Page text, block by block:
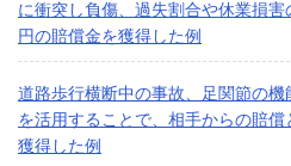
に衝突し負傷、過失割合や休業損
円の賠償金を獲得した例
道路歩行横断中の事故、足関節の
を活用することで、相手からの賠
獲得した例